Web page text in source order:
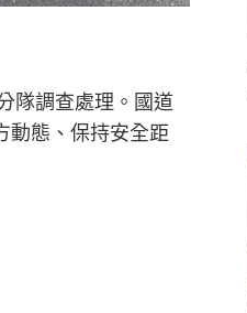
隊調查處理。國道
動態、保持安全距